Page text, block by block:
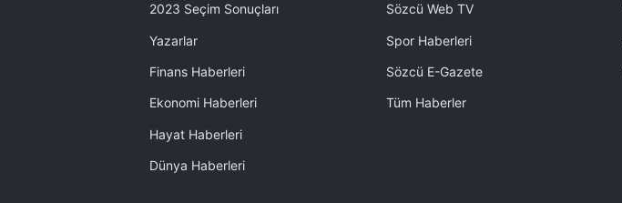
2023 Seçim Sonuçları
Yazarlar
Finans Haberleri
Ekonomi Haberleri
Hayat Haberleri
Dünya Haberleri
Sözcü Web TV
Spor Haberleri
Sözcü E-Gazete
Tüm Haberler